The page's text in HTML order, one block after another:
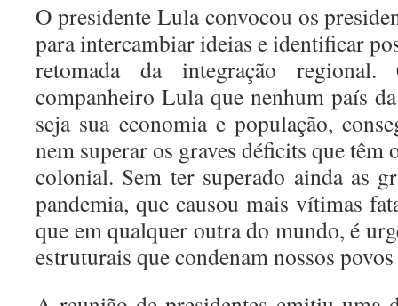
O presidente Lula convocou os
para intercambiar ideias e identificar
retomada da integração
companheiro Lula que nenhum país
seja sua economia e população,
nem superar os graves déficits que têm
colonial. Sem ter superado ainda as
pandemia, que causou mais vítimas
que em qualquer outra do mundo, é
estruturais que condenam nossos